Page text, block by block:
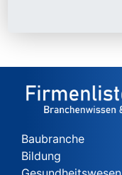
Baubranche
Bildung